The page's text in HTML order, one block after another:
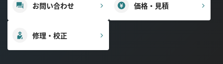
お問い合わせ 価格・見積
修理・校正